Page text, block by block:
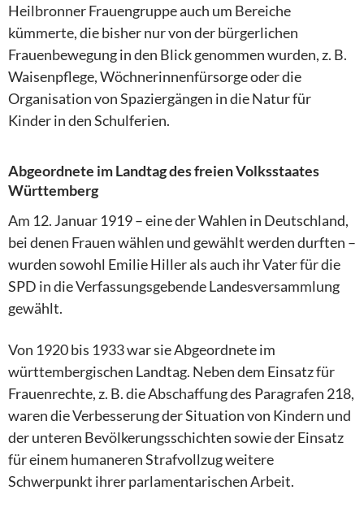
Heilbronner Frauengruppe auch um Bereiche
kümmerte, die bisher nur von der bürgerlichen
Frauenbewegung in den Blick genommen wurden, z. B.
Waisenpflege, Wöchnerinnenfürsorge oder die
Organisation von Spaziergängen in die Natur für
Kinder in den Schulferien.
Abgeordnete im Landtag des freien Volksstaates
Württemberg
Am 12. Januar 1919 – eine der Wahlen in Deutschland,
bei denen Frauen wählen und gewählt werden durften –
wurden sowohl Emilie Hiller als auch ihr Vater für die
SPD in die Verfassungsgebende Landesversammlung
gewählt.
Von 1920 bis 1933 war sie Abgeordnete im
württembergischen Landtag. Neben dem Einsatz für
Frauenrechte, z. B. die Abschaffung des Paragrafen 218,
waren die Verbesserung der Situation von Kindern und
der unteren Bevölkerungsschichten sowie der Einsatz
für einem humaneren Strafvollzug weitere
Schwerpunkt ihrer parlamentarischen Arbeit.